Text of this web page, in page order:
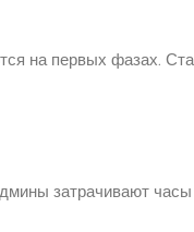
на первых фазах.
затрачивают